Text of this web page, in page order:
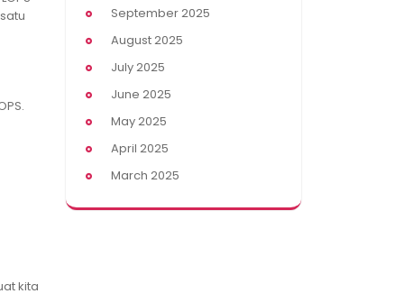
kita
September 2025
August 2025
July 2025
June 2025
May 2025
April 2025
March 2025